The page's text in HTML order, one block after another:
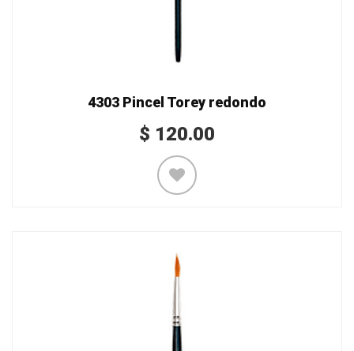
4303 Pincel Torey redondo
$ 120.00